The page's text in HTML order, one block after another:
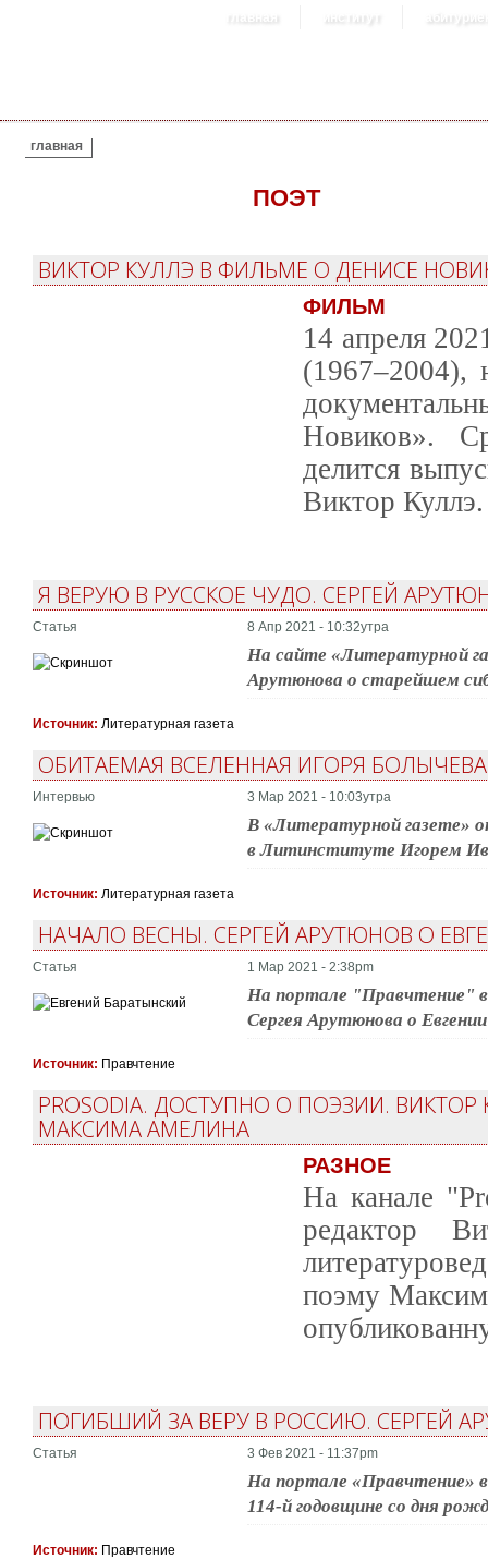
главная институт
ВЫ ЗДЕСЬ
главная
ПОЭТ
ВИКТОР КУЛЛЭ В ФИЛЬМЕ О ДЕНИСЕ
ФИЛЬМ
14 апреля
(1967–2004),
Новиков».
делится
Виктор Куллэ.
Я ВЕРУЮ В РУССКОЕ ЧУДО. СЕРГЕЙ
Статья 8 Апр 2021 - 10:32утра
На сайте «Литературной
Арутюнова о старейшем
Источник: Литературная газета
ОБИТАЕМАЯ ВСЕЛЕННАЯ ИГОРЯ БОЛЫЧЕВА
Интервью 3 Мар 2021 - 10:03утра
В «Литературной газете»
в Литинституте Игорем
Источник: Литературная газета
НАЧАЛО ВЕСНЫ. СЕРГЕЙ АРУТЮНОВ О
Статья 1 Мар 2021 - 2:38pm
На портале "Правчтение"
Сергея Арутюнова о
Источник: Правчтение
PROSODIA. ДОСТУПНО О ПОЭЗИИ.
МАКСИМА АМЕЛИНА
РАЗНОЕ
На канале
редактор
поэму
ПОГИБШИЙ ЗА ВЕРУ В РОССИЮ. СЕРГЕЙ
Статья 3 Фев 2021 - 11:37pm
На портале «Правчтение»
114-й годовщине со дня
Источник: Правчтение